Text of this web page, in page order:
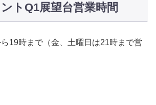
トQ1展望台営業時間
19時まで（金、土曜日は21時まで営